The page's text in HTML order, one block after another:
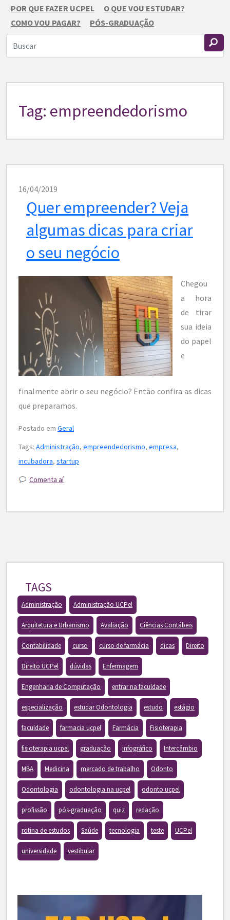
POR QUE FAZER UCPEL
O QUE VOU ESTUDAR?
COMO VOU PAGAR?
PÓS-GRADUAÇÃO
Tag: empreendedorismo
16/04/2019
Quer empreender? Veja
algumas dicas para criar
o seu negócio
Chegou
a hora
de tirar
sua ideia
do papel
e
finalmente abrir o seu negócio? Então confira as dicas
que preparamos.
Postado em Geral
Tags: Administração, empreendedorismo, empresa,
incubadora, startup
Comenta aí
TAGS
Administração Administração UCPel
Arquitetura e Urbanismo Avaliação Ciências Contábeis
Contabilidade curso curso de farmácia dicas Direito
Direito UCPel dúvidas Enfermagem
Engenharia de Computação entrar na faculdade
especialização estudar Odontologia estudo estágio
faculdade farmacia ucpel Farmácia Fisioterapia
fisioterapia ucpel graduação infográfico Intercâmbio
MBA Medicina mercado de trabalho Odonto
Odontologia odontologia na ucpel odonto ucpel
profissão pós-graduação quiz redação
rotina de estudos Saúde tecnologia teste UCPel
universidade vestibular